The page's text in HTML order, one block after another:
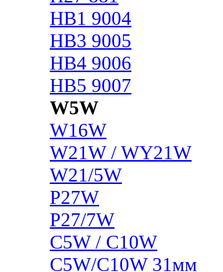
HB1 9004
HB3 9005
HB4 9006
HB5 9007
W5W
W16W
W21W / WY21W
W21/5W
P27W
P27/7W
C5W / C10W
C5W/C10W 31мм